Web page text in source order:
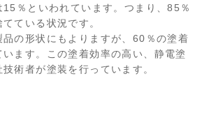
％といわれています。つまり、85％
ている状況です。
の形状にもよりますが、60％の塗着
ます。この塗着効率の高い、静電塗
術者が塗装を行っています。